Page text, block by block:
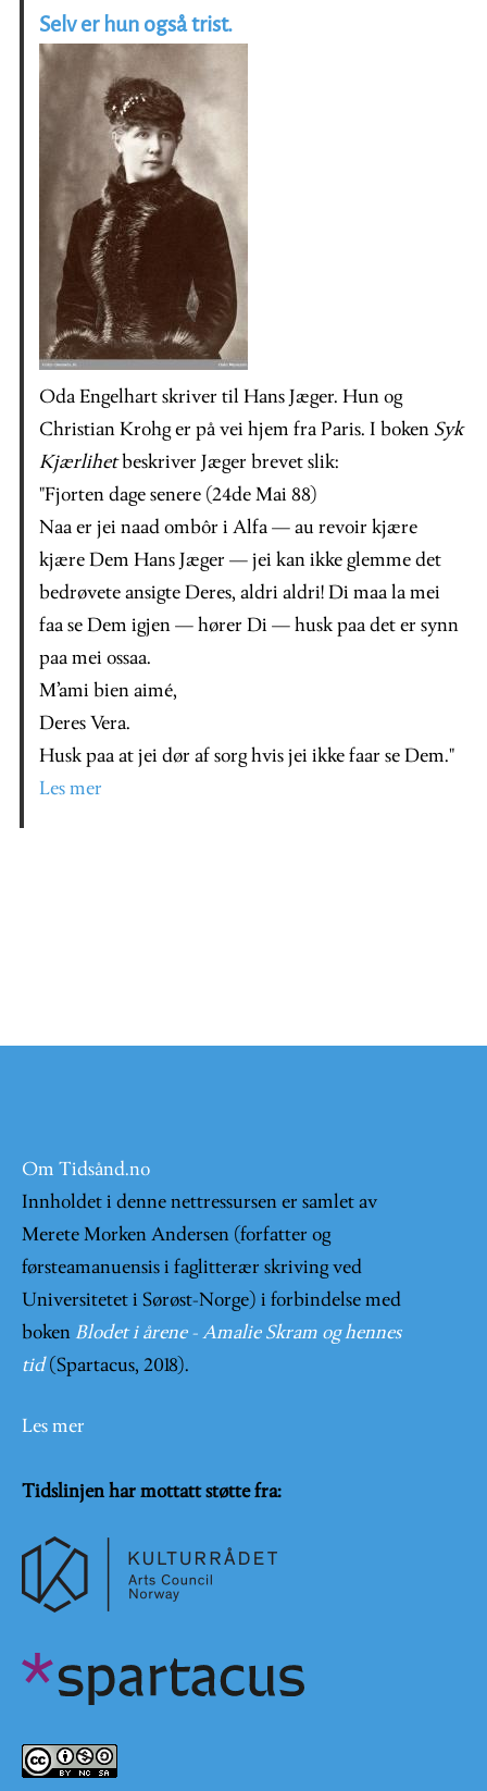
Selv er hun også trist.
Oda Engelhart skriver til Hans Jæger. Hun og
Christian Krohg er på vei hjem fra Paris. I boken Syk
Kjærlihetbeskriver Jæger brevet slik:
"Fjorten dage senere (24de Mai 88)
Naa er jei naad ombôr i Alfa — au revoir kjære
kjære Dem Hans Jæger — jei kan ikke glemme det
bedrøvete ansigte Deres, aldri aldri! Di maa la mei
faa se Dem igjen — hører Di — husk paa det er synn
paa mei ossaa.
M’ami bien aimé,
Deres Vera.
Husk paa at jei dør af sorg hvis jei ikke faar se Dem."
Les mer
Om Tidsånd.no
Innholdet i denne nettressursen er samlet av
Merete Morken Andersen (forfatter og
førsteamanuensis i faglitterær skriving ved
Universitetet i Sørøst-Norge) i forbindelse med
boken Blodet i årene - Amalie Skram og hennes
tid (Spartacus, 2018).
Les mer
Tidslinjen har mottatt støtte fra: